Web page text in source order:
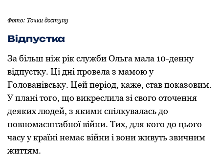
Фото: Точки доступу
Відпустка
За більш ніж рік служби Ольга мала 10-денну
відпустку. Ці дні провела з мамою у
Голованівську. Цей період, каже, став показовим.
У плані того, що викреслила зі свого оточення
деяких людей, з якими спілкувалась до
повномасштабної війни. Тих, для кого до цього
часу у країні немає війни і вони живуть звичним
життям.